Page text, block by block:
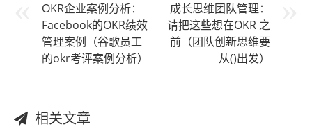
OKR企业案例分析：
Facebook的OKR绩效
管理案例（谷歌员工
的okr考评案例分析）
成长思维团队管理：
请把这些想在OKR 之
前（团队创新思维要
从()出发）
相关文章